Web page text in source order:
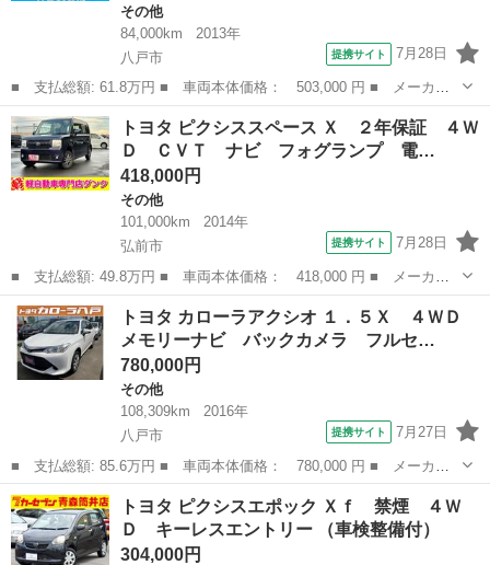
その他
84,000km
2013年
八戸市
提携サイト 7月28日
■ 支払総額: 61.8万円 ■ 車両本体価格： 503,000 円 ■ メーカー
名： トヨタ ■ 車種名： スペイド ■ グレード名： ４ＷＤ
Ｆ 新品タイヤ／保証書／社外 ＳＤナビ／電動スライドドア／ヘッ
ドランプ ＬＥ...
青森 八戸市 その他
トヨタ ピクシススペース Ｘ ２年保証 ４Ｗ
Ｄ ＣＶＴ ナビ フォグランプ 電…
418,000円
その他
101,000km
2014年
弘前市
提携サイト 7月28日
■ 支払総額: 49.8万円 ■ 車両本体価格： 418,000 円 ■ メーカー
名： トヨタ ■ 車種名： ピクシススペース ■ グレード名：
Ｘ ２年保証 ４ＷＤ ＣＶＴ ナビ フォグランプ 電動格納ミラ
ー キーレスス...
青森 弘前市 その他
トヨタ カローラアクシオ １．５Ｘ ４ＷＤ
メモリーナビ バックカメラ フルセ…
780,000円
その他
108,309km
2016年
八戸市
提携サイト 7月27日
■ 支払総額: 85.6万円 ■ 車両本体価格： 780,000 円 ■ メーカー
名： トヨタ ■ 車種名： カローラアクシオ ■ グレード名：
１．５Ｘ ４ＷＤ メモリーナビ バックカメラ フルセグ 横滑り
防止機能 ■ ...
青森 八戸市 その他
トヨタ ピクシスエポック Ｘｆ 禁煙 ４Ｗ
Ｄ キーレスエントリー （車検整備付）
304,000円